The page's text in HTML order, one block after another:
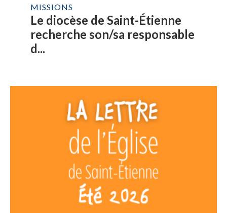
MISSIONS
Le diocèse de Saint-Étienne
recherche son/sa responsable
d...